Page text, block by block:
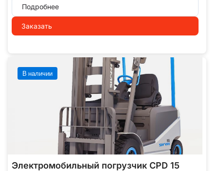
Подробнее
Заказать
В наличии
Электромобильный погрузчик CPD 15